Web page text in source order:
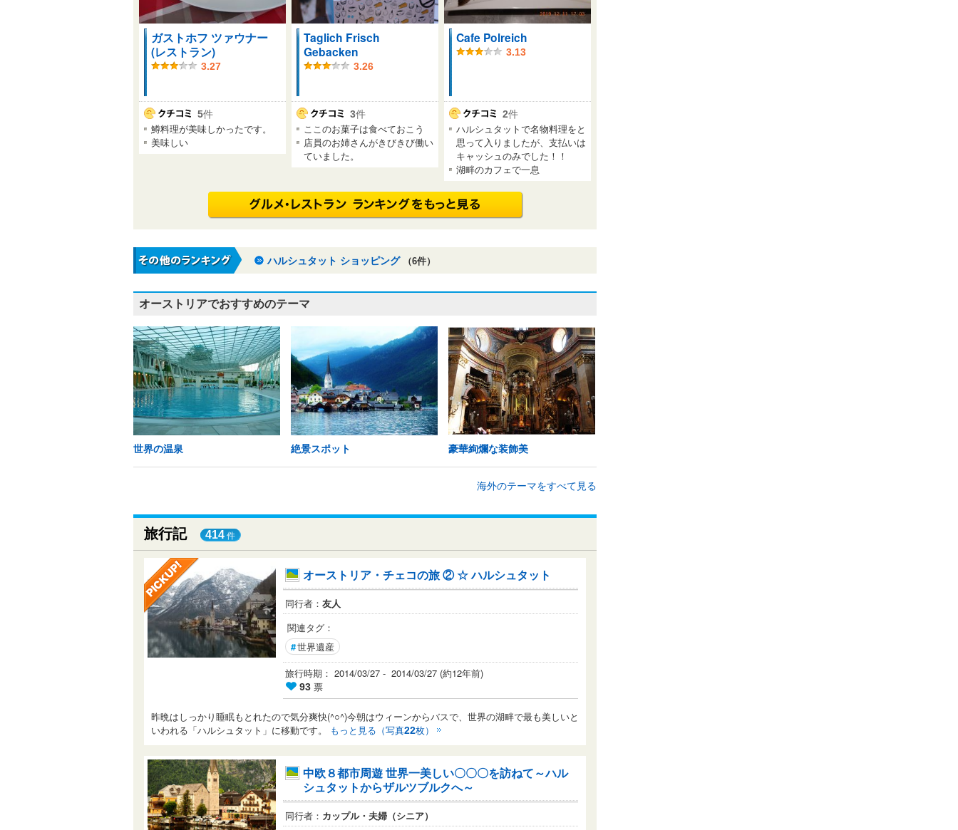
ガストホフ ツァウナー
(レストラン)
3.27
5件
鱒料理が美味しかったです。
美味しい
Taglich Frisch
Gebacken
3.26
3件
ここのお菓子は食べておこう
店員のお姉さんがきびきび働い
ていました。
Cafe Polreich
3.13
2件
ハルシュタットで名物料理をと
思って入りましたが、支払いは
キャッシュのみでした！！
湖畔のカフェで一息
ハルシュタット ショッピング （6件）
オーストリアでおすすめのテーマ
世界の温泉 絶景スポット 豪華絢爛な装飾美
海外のテーマをすべて見る
旅行記 414 件
オーストリア・チェコの旅 ② ☆ ハルシュタット
同行者： 友人
関連タグ：
#世界遺産
旅行時期： 2014/03/27 - 2014/03/27 (約12年前)
93 票
昨晩はしっかり睡眠もとれたので気分爽快(^○^)今朝はウィーンからバスで、世界の湖畔で最も美しいと
いわれる「ハルシュタット」に移動です。
もっと見る（写真22枚）
中欧８都市周遊 世界一美しい〇〇〇を訪ねて～ハル
シュタットからザルツブルクへ～
同行者： カップル・夫婦（シニア）